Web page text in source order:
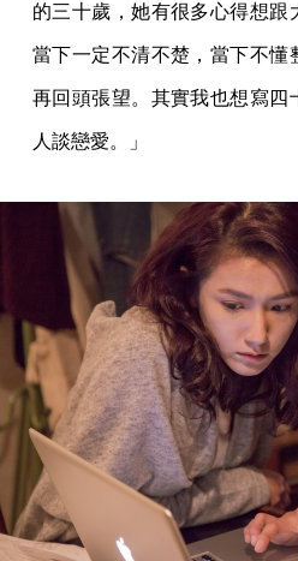
的三十歲，她有很多心得想跟
當下一定不清不楚，當下不懂
再回頭張望。其實我也想寫四
人談戀愛。」